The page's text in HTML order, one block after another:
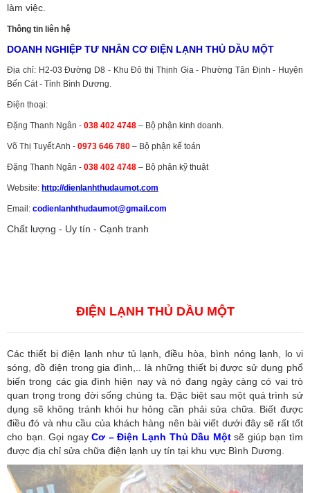
làm việc.
Thông tin liên hệ
DOANH NGHIỆP TƯ NHÂN CƠ ĐIỆN LẠNH THỦ DẦU MỘT
Địa chỉ: H2-03 Đường D8 - Khu Đô thị Thịnh Gia - Phường Tân Định - Huyện
Bến Cát - Tỉnh Bình Dương.
Điện thoại:
Đặng Thanh Ngân - 038 402 4748 – Bộ phận kinh doanh.
Võ Thị Tuyết Anh - 0973 646 780 – Bộ phận kế toán
Đặng Thanh Ngân - 038 402 4748 – Bộ phận kỹ thuật
Website: http://dienlanhthudaumot.com
Email: codienlanhthudaumot@gmail.com
Chất lượng - Uy tín - Cạnh tranh
ĐIỆN LẠNH THỦ DẦU MỘT
Các thiết bị điện lạnh như tủ lạnh, điều hòa, bình nóng lạnh, lo vi
sóng, đồ điện trong gia đình,.. là những thiết bị được sử dụng phổ
biến trong các gia đình hiện nay và nó đang ngày càng có vai trò
quan trọng trong đời sống chúng ta. Đặc biệt sau một quá trình sử
dụng sẽ không tránh khỏi hư hỏng cần phải sửa chữa. Biết được
điều đó và nhu cầu của khách hàng nên bài viết dưới đây sẽ rất tốt
cho bạn. Gọi ngayCơ – Điện Lạnh Thủ Dầu Một sẽ giúp bạn tìm
được địa chỉ sửa chữa điện lạnh uy tín tại khu vực Bình Dương.